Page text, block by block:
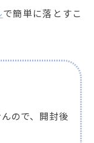
で簡単に落とすこ
ので、開封後